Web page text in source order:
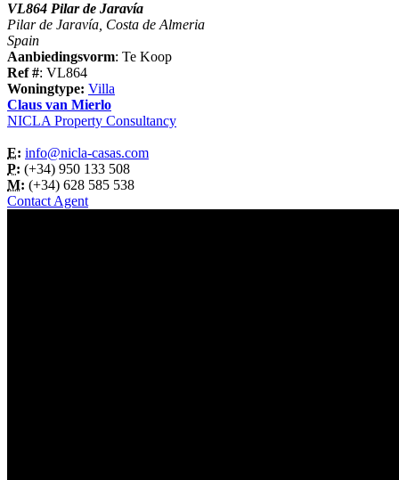
VL864 Pilar de Jaravía
Pilar de Jaravía, Costa de Almeria
Spain
Aanbiedingsvorm: Te Koop
Ref #: VL864
Woningtype: Villa
Claus van Mierlo
NICLA Property Consultancy
E: info@nicla-casas.com
P: (+34) 950 133 508
M: (+34) 628 585 538
Contact Agent